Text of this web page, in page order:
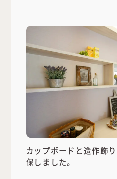
カップボードと造作飾
保しました。